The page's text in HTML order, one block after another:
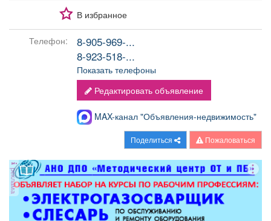
В избранное
Телефон:
8-905-969-...
8-923-518-...
Показать телефоны
Редактировать объявление
MAX-канал "Объявления-недвижимость"
Поделиться Пожаловаться
реклама